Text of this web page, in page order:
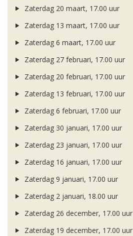
Zaterdag 20 maart, 17.00 uur
Zaterdag 13 maart, 17.00 uur
Zaterdag 6 maart, 17.00 uur
Zaterdag 27 februari, 17.00 uur
Zaterdag 20 februari, 17.00 uur
Zaterdag 13 februari, 17.00 uur
Zaterdag 6 februari, 17.00 uur
Zaterdag 30 januari, 17.00 uur
Zaterdag 23 januari, 17.00 uur
Zaterdag 16 januari, 17.00 uur
Zaterdag 9 januari, 17.00 uur
Zaterdag 2 januari, 18.00 uur
Zaterdag 26 december, 17.00 uur
Zaterdag 19 december, 17.00 uur